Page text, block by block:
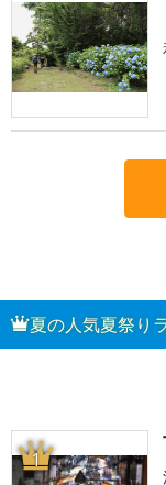
夏の人気夏祭り
1